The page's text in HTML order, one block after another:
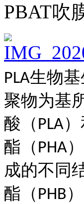
PBAT吹
PLA生物
聚物为基
酸（ PLA
酯（ PHA）
成的不同
酯（ PHB